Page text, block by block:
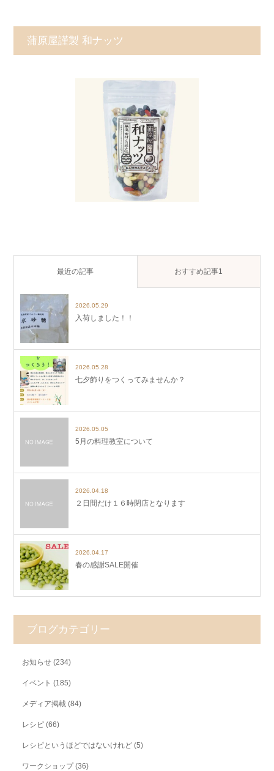
蒲原屋謹製 和ナッツ
最近の記事 おすすめ記事1
2026.05.29
入荷しました！！
2026.05.28
七夕飾りをつくってみませんか？
2026.05.05
5月の料理教室について
2026.04.18
２日間だけ１６時閉店となります
2026.04.17
春の感謝SALE開催
ブログカテゴリー
お知らせ (234)
イベント (185)
メディア掲載 (84)
レシピ (66)
レシピというほどではないけれど (5)
ワークショップ(36)